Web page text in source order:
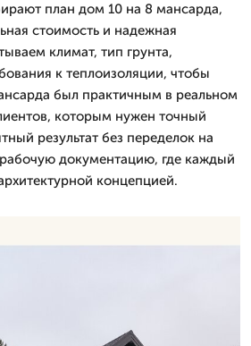
план дом 10 на 8 мансарда,
стоимость и надежная
климат, тип грунта,
к теплоизоляции, чтобы
был практичным в реальном
которым нужен точный
результат без переделок на
документацию, где каждый
концепцией.